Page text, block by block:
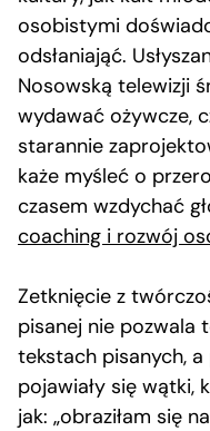
osobistymi
odsłaniająć.
Nosowską telewizji
wydawać ożywcze,
starannie
każe myśleć o
czasem wzdychać
coaching i rozwój
Zetknięcie z
pisanej nie pozwala
tekstach pisanych,
pojawiały się wątki,
jak: „obraziłam się